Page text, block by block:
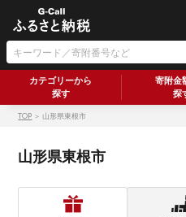
カテゴリーから
探す
寄附金
探
TOP ＞ 山形県東根市
山形県東根市